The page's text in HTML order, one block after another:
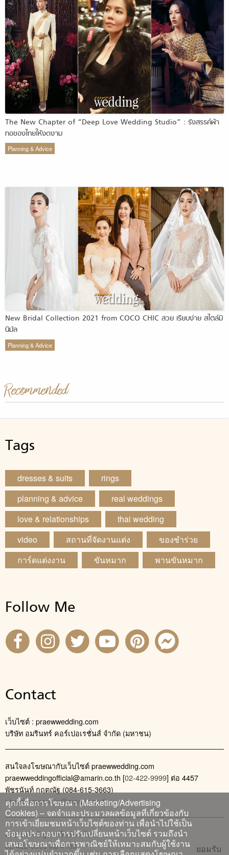
The New Chapter of “Deep Love Wedding Studio” : รังสรรค์ผ้า
ทอของไทยให้งดงาม
Planning & Advice
New Bridal Collection 2021 from COCO CHIC สวย เรียบง่าย สไตล์มิ
นิมัล
Planning & Advice
Recommended
Tags
dresses & suits
rings
planning & advice
real weddings
love & relationships
thai wedding
video
สถานที่จัดงานแต่ง
ของชำร่วย
การ์ดแต่งงาน
ขันหมาก พานขันหมาก
Follow Me
Contact
เว็บไซต์ : praewwedding.com
บริษัท อมรินทร์ คอร์เปอเรชั่นส์ จำกัด (มหาชน)
สนใจลงโฆษณากับเว็บไซต์ praewwedding.com
praewweddingofficial@amarin.co.th [02-422-9999] ต่อ 4457
พัชรนันท์ กฤตณัฐ (084-615-3663)
phatcharanan_kr@amarin.co.th
ติดต่อแจ้งปัญหาหรือร้องเรียน
02-422-9999 ต่อ 4180
คุกกี้เพื่อการโฆษณา (Marketing/Advertising
Cookies) – จดจำและประมวลผลข้อมูลที่เกี่ยวข้องกับ
การเข้าเยี่ยมชมหน้าเว็บไซต์ของท่าน เพื่อนำไปใช้เป็น
ข้อมูลประกอบการปรับเปลี่ยนหน้าเว็บไซต์ รวมถึงนำ
เสนอโฆษณาเพื่อการพาณิชย์ให้เหมาะสมกับผู้ใช้งาน ยอมรับ